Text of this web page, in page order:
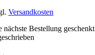
Versandkosten
nächste Bestellung geschenkt